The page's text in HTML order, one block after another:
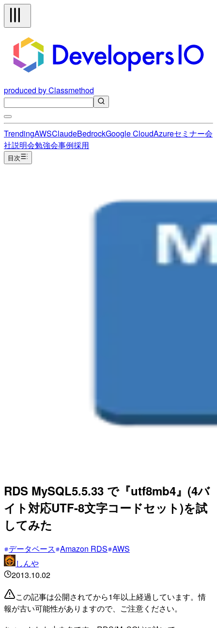
produced by Classmethod
TrendingAWSClaudeBedrockGoogle CloudAzureセミナー会
社説明会勉強会事例採用
目次
RDS MySQL5.5.33 で『utf8mb4』(4バ
イト対応UTF-8文字コードセット)を試
してみた
データベース Amazon RDS AWS
しんや
2013.10.02
この記事は公開されてから1年以上経過しています。情
報が古い可能性がありますので、ご注意ください。